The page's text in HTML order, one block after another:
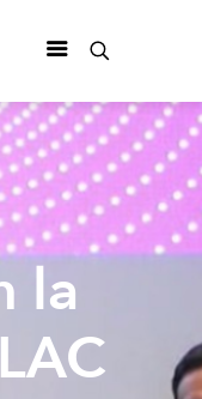
la